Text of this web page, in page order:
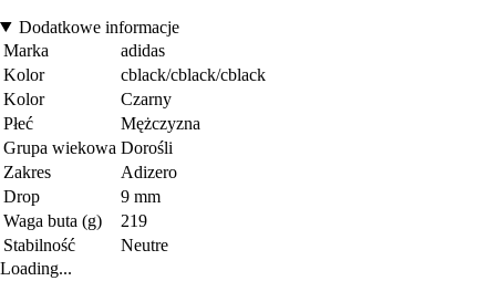
Dodatkowe informacje
Marka
adidas
Kolor
cblack/cblack/cblack
Kolor
Czarny
Płeć
Mężczyzna
Grupa wiekowa Dorośli
Zakres
Adizero
Drop
9 mm
Waga buta (g)
219
Stabilność
Neutre
Loading...